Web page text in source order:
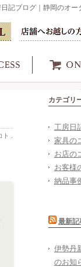
記ブログ｜静岡のオー
ト
カテゴリ
工房日
家具の
お店の
お客様
納品事
最新記
伊勢丹
のお知